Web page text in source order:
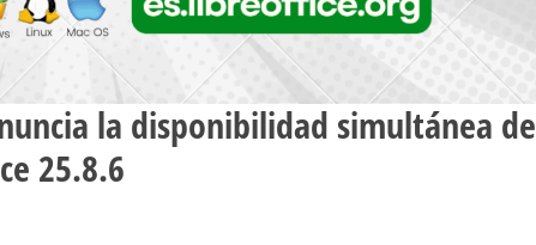
la disponibilidad simultánea de
25.8.6